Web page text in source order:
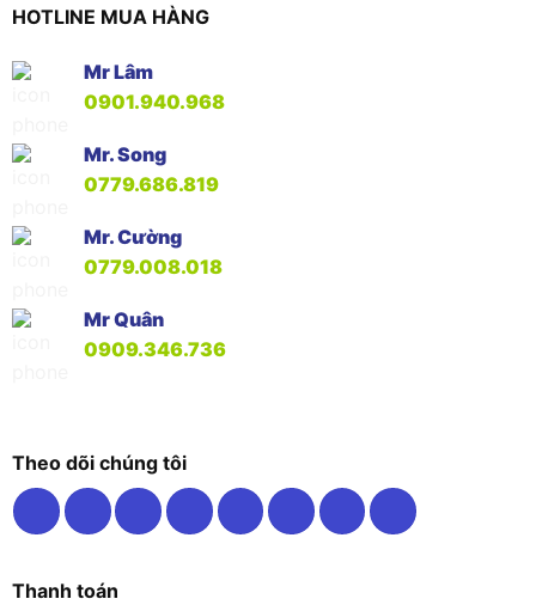
HOTLINE MUA HÀNG
Mr Lâm
0901.940.968
Mr. Song
0779.686.819
Mr. Cường
0779.008.018
Mr Quân
0909.346.736
Theo dõi chúng tôi
Thanh toán